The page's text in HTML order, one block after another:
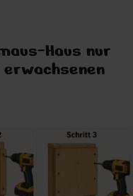
Haus nur